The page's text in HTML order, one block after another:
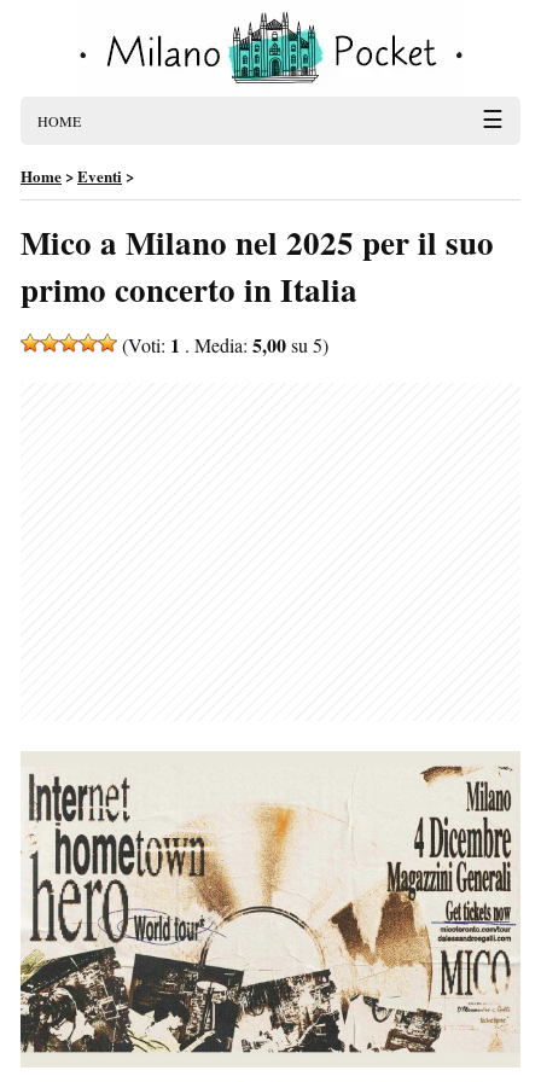
HOME ☰
Home>Eventi>
Mico a Milano nel 2025 per il suo
primo concerto in Italia
(Voti: 1 . Media: 5,00su 5)